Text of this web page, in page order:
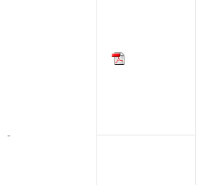
-